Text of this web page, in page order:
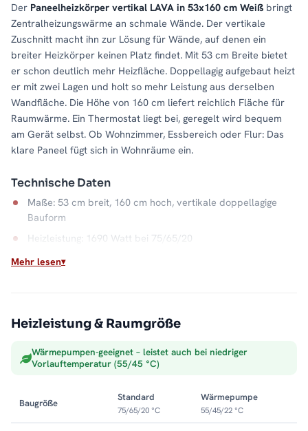
Der Paneelheizkörper vertikal LAVA in 53x160 cm Weiß bringt
Zentralheizungswärme an schmale Wände. Der vertikale
Zuschnitt macht ihn zur Lösung für Wände, auf denen ein
breiter Heizkörper keinen Platz findet. Mit 53 cm Breite bietet
er schon deutlich mehr Heizfläche. Doppellagig aufgebaut heizt
er mit zwei Lagen und holt so mehr Leistung aus derselben
Wandfläche. Die Höhe von 160 cm liefert reichlich Fläche für
Raumwärme. Ein Thermostat liegt bei, geregelt wird bequem
am Gerät selbst. Ob Wohnzimmer, Essbereich oder Flur: Das
klare Paneel fügt sich in Wohnräume ein.
Technische Daten
Maße: 53 cm breit, 160 cm hoch, vertikale doppellagige
Bauform
Heizleistung: 1690 Watt bei 75/65/20
Material: Stahl, Farbe Weiß
Max. Betriebsdruck: 5 bar
Als Warmwasser-Heizkörper hängt der LAVA direkt an der
Zentralheizung und verwandelt schmale Wandflächen in ruhige,
Mehr lesen
Heizleistung & Raumgröße
Wärmepumpen-geeignet – leistet auch bei niedriger
Vorlauftemperatur (55/45 °C)
Baugröße
Standard
75/65/20 °C
Wärmepumpe
55/45/22 °C